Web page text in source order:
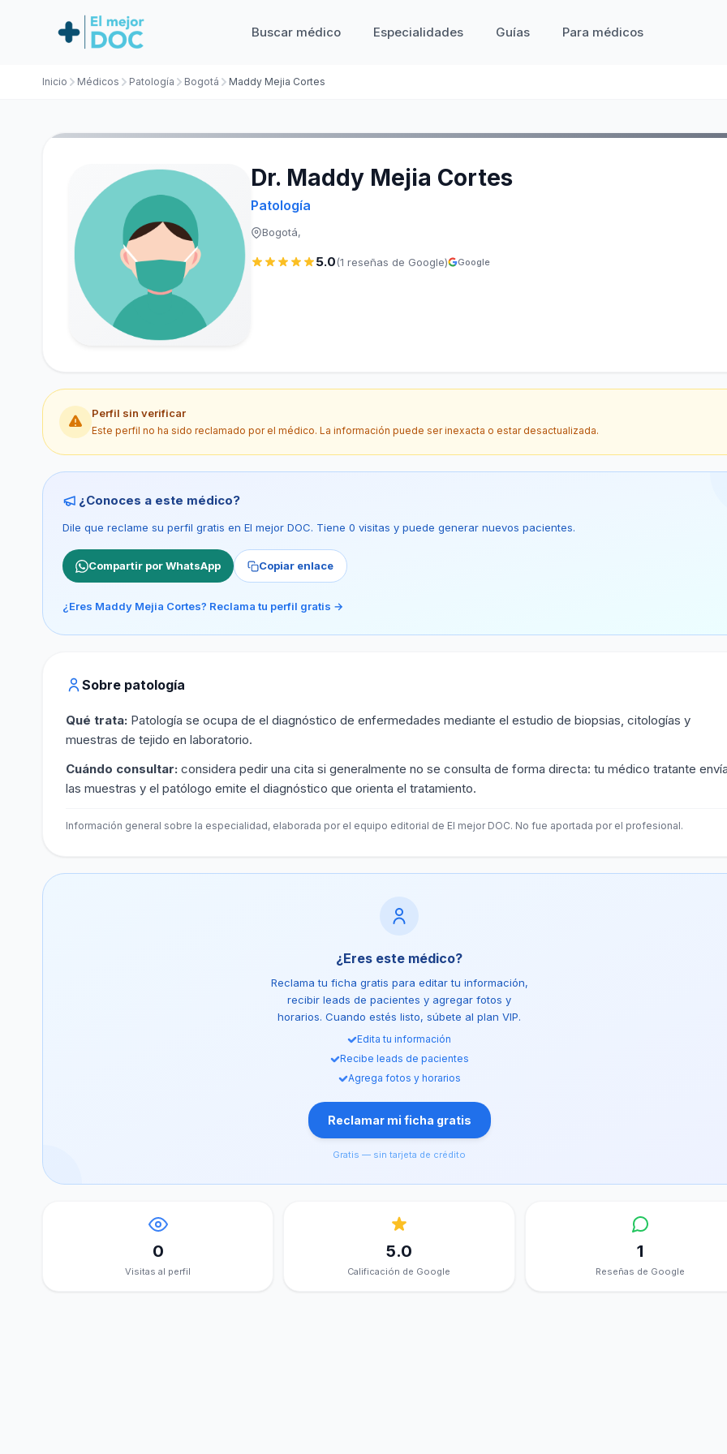
Buscar médico Especialidades Guías Para médicos
Inicio Médicos Patología Bogotá Maddy Mejia Cortes
Dr. Maddy Mejia Cortes
Patología
Bogotá,
5.0(1 reseñas de Google) Google
Perfil sin verificar
Este perfil no ha sido reclamado por el médico. La información puede ser inexacta o estar desactualizada.
¿Conoces a este médico?
Dile que reclame su perfil gratis en El mejor DOC. Tiene 0 visitas y puede generar nuevos pacientes.
Compartir por WhatsApp Copiar enlace
¿Eres Maddy Mejia Cortes? Reclama tu perfil gratis →
Sobre patología
Qué trata: Patología se ocupa de el diagnóstico de enfermedades mediante el estudio de biopsias, citologías y
muestras de tejido en laboratorio.
Cuándo consultar: considera pedir una cita si generalmente no se consulta de forma directa: tu médico tratante
las muestras y el patólogo emite el diagnóstico que orienta el tratamiento.
Información general sobre la especialidad, elaborada por el equipo editorial de El mejor DOC. No fue aportada por el profesional.
¿Eres este médico?
Reclama tu ficha gratis para editar tu información,
recibir leads de pacientes y agregar fotos y
horarios. Cuando estés listo, súbete al plan VIP.
Edita tu información
Recibe leads de pacientes
Agrega fotos y horarios
Reclamar mi ficha gratis
Gratis — sin tarjeta de crédito
0
Visitas al perfil
5.0
Calificación de Google
1
Reseñas de Google